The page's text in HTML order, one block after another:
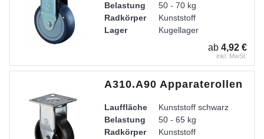
Belastung
50 - 70 kg
Radkörper
Kunststoff
Lager
Kugellager
ab 4,92 €
inkl. MwSt.
A310.A90 Apparaterollen
Lauffläche
Kunststoff schwarz
Belastung
50 - 65 kg
Radkörper
Kunststoff